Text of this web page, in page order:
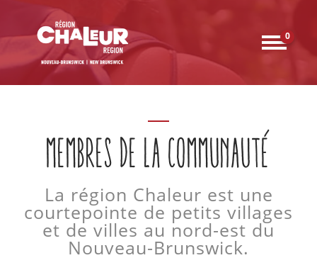
0
MEMBRES DE LA COMMUNAUTÉ
La région Chaleur est une
courtepointe de petits villages
et de villes au nord-est du
Nouveau-Brunswick.